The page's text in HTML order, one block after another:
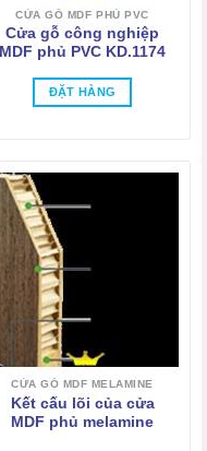
CỬA GỖ MDF PHỦ PVC
Cửa gỗ công nghiệp
MDF phủ PVC KD.1174
ĐẶT HÀNG
CỬA GỖ MDF MELAMINE
Kết cấu lõi của cửa
MDF phủ melamine